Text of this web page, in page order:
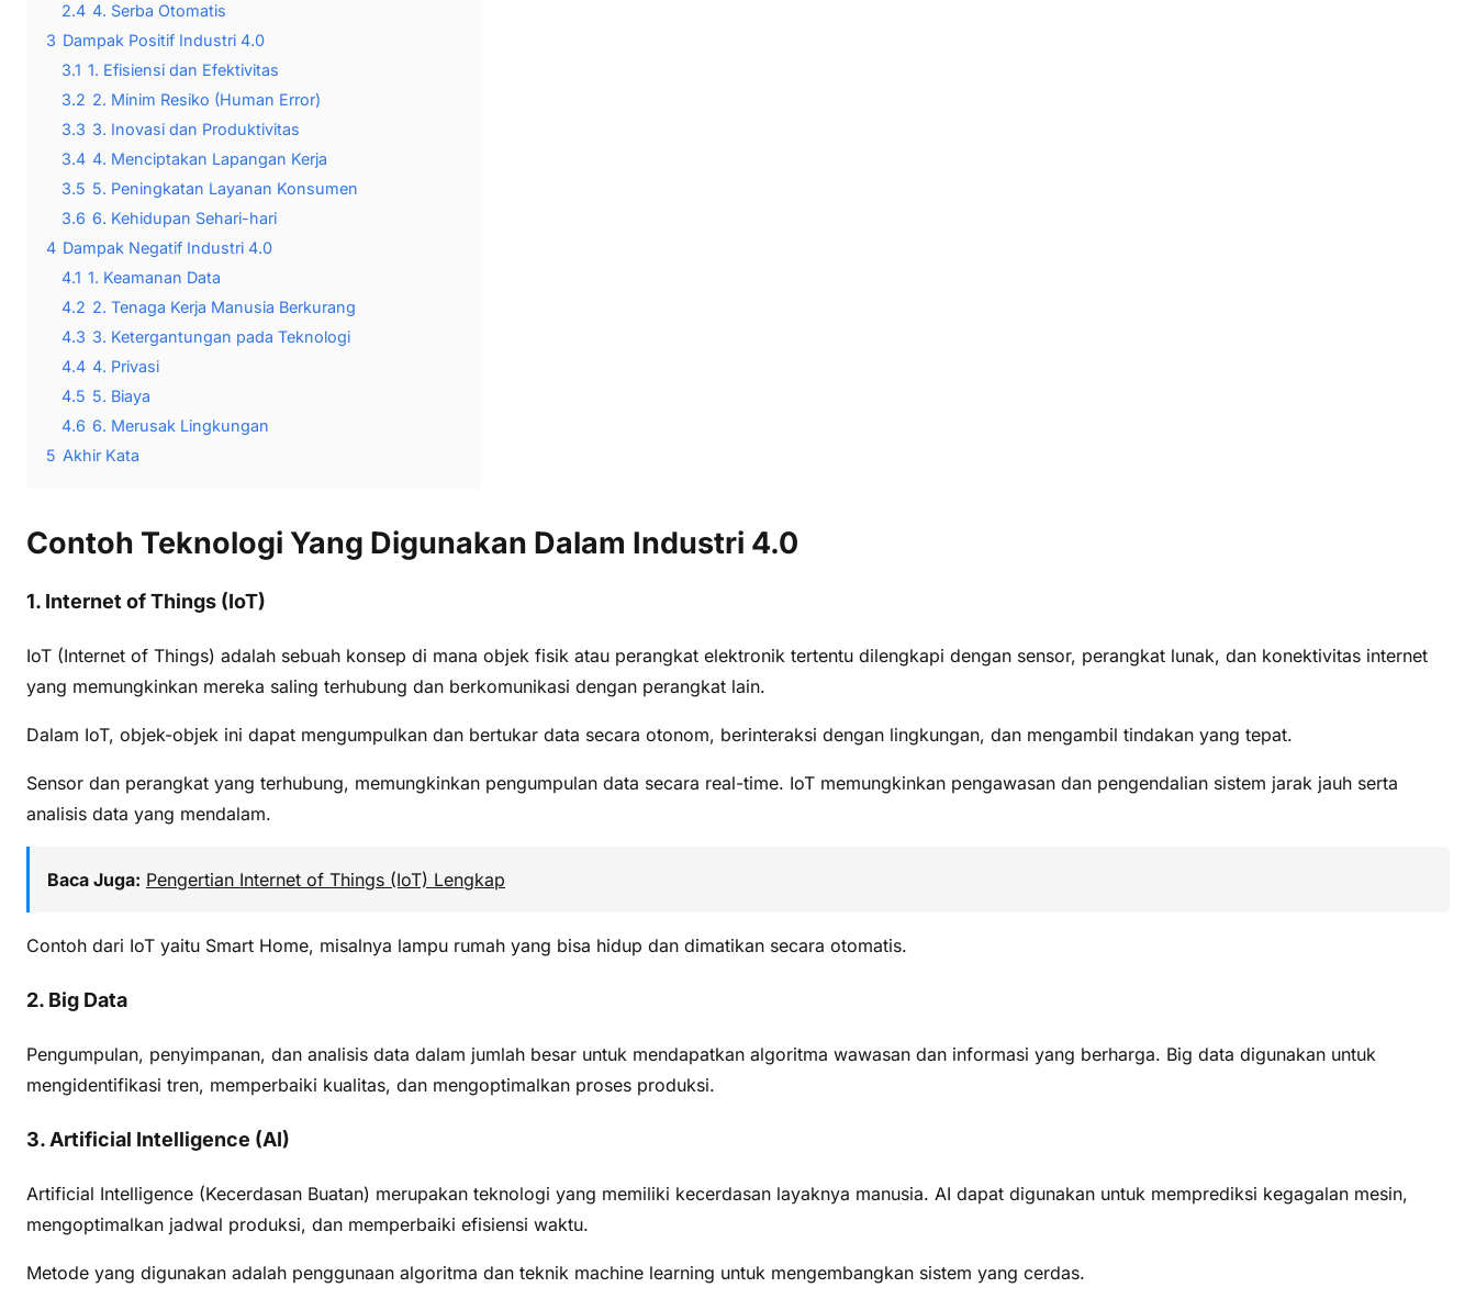
2.4 4. Serba Otomatis
3 Dampak Positif Industri 4.0
3.1 1. Efisiensi dan Efektivitas
3.2 2. Minim Resiko (Human Error)
3.3 3. Inovasi dan Produktivitas
3.4 4. Menciptakan Lapangan Kerja
3.5 5. Peningkatan Layanan Konsumen
3.6 6. Kehidupan Sehari-hari
4 Dampak Negatif Industri 4.0
4.1 1. Keamanan Data
4.2 2. Tenaga Kerja Manusia Berkurang
4.3 3. Ketergantungan pada Teknologi
4.4 4. Privasi
4.5 5. Biaya
4.6 6. Merusak Lingkungan
5 Akhir Kata
Contoh Teknologi Yang Digunakan Dalam Industri 4.0
1. Internet of Things (IoT)
IoT (Internet of Things) adalah sebuah konsep di mana objek fisik atau perangkat elektronik tertentu dilengkapi dengan sensor, perangkat lunak, dan konektivitas internet
yang memungkinkan mereka saling terhubung dan berkomunikasi dengan perangkat lain.
Dalam IoT, objek-objek ini dapat mengumpulkan dan bertukar data secara otonom, berinteraksi dengan lingkungan, dan mengambil tindakan yang tepat.
Sensor dan perangkat yang terhubung, memungkinkan pengumpulan data secara real-time. IoT memungkinkan pengawasan dan pengendalian sistem jarak jauh serta
analisis data yang mendalam.
Baca Juga: Pengertian Internet of Things (IoT) Lengkap
Contoh dari IoT yaitu Smart Home, misalnya lampu rumah yang bisa hidup dan dimatikan secara otomatis.
2. Big Data
Pengumpulan, penyimpanan, dan analisis data dalam jumlah besar untuk mendapatkan algoritma wawasan dan informasi yang berharga. Big data digunakan untuk
mengidentifikasi tren, memperbaiki kualitas, dan mengoptimalkan proses produksi.
3. Artificial Intelligence (AI)
Artificial Intelligence (Kecerdasan Buatan) merupakan teknologi yang memiliki kecerdasan layaknya manusia. AI dapat digunakan untuk memprediksi kegagalan mesin,
mengoptimalkan jadwal produksi, dan memperbaiki efisiensi waktu.
Metode yang digunakan adalah penggunaan algoritma dan teknik machine learning untuk mengembangkan sistem yang cerdas.